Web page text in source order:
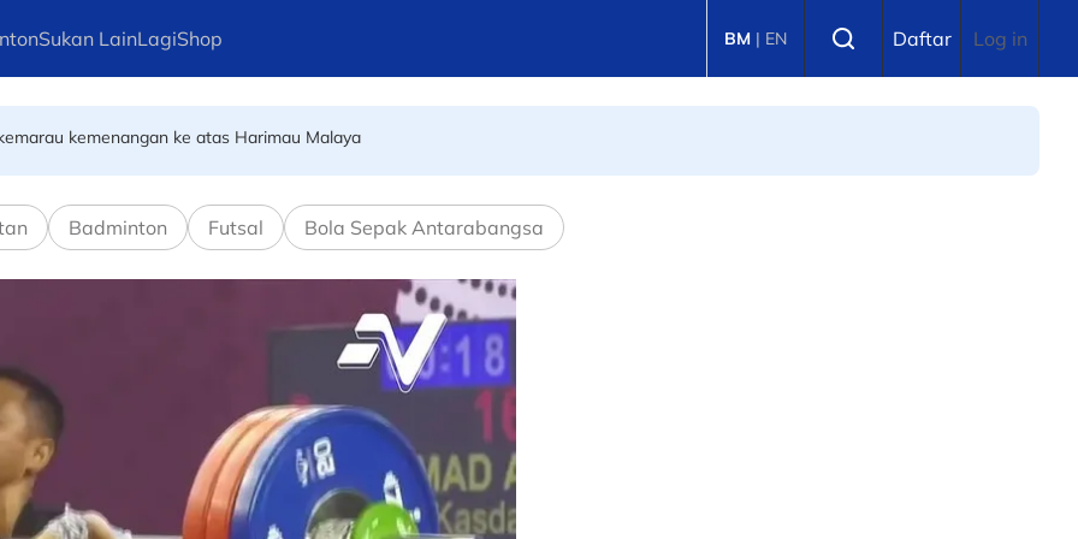
Sukan LainLagiShop BM | EN Daftar Log in
meninggal dunia akibat diserang
Badminton Futsal Bola Sepak Antarabangsa